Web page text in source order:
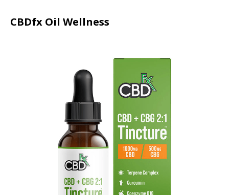
CBDfx Oil Wellness